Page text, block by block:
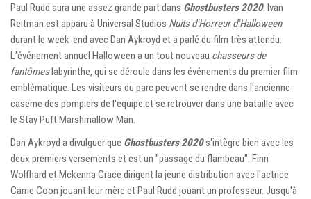
Paul Rudd aura une assez grande part dans Ghostbusters 2020. Ivan
Reitman est apparu à Universal Studios Nuits d'Horreur d'Halloween
durant le week-end avec Dan Aykroyd et a parlé du film très attendu.
L’événement annuel Halloween a un tout nouveau chasseurs de
fantômeslabyrinthe, qui se déroule dans les événements du premier film
emblématique. Les visiteurs du parc peuvent se rendre dans l'ancienne
caserne des pompiers de l'équipe et se retrouver dans une bataille avec
le Stay Puft Marshmallow Man.
Dan Aykroyd a divulguer que Ghostbusters 2020s'intègre bien avec les
deux premiers versements et est un "passage du flambeau". Finn
Wolfhard et Mckenna Grace dirigent la jeune distribution avec l'actrice
Carrie Coon jouant leur mère et Paul Rudd jouant un professeur. Jusqu'à